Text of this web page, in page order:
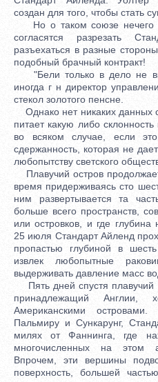
создан для того, чтобы стать
Но о таком союзе нечего
согласятся разрезать
разъехаться в разные
подобный брачный контракт!
"Бели только в дело не
иногда г н директор
стекол золотого пенсне.
Однако нет никаких данных
питает какую либо
во всяком случае, если
сдержанность, которая не
любопытству светского
Плавучий остров продолжает
время придерживаясь сто
ним развертывается та
больше всего пространств,
или островков, и где глубина
25 июля Стандарт Айленд
пропастью глубиной в
извлек любопытные
выдерживать давление масс
Пять дней спустя плавучий
принадлежащий Англии,
Американскими
Пальмиру и Сункарунг,
милях от Фаннинга, где
многочисленных на этом
Впрочем, эти вершины
поверхность, большей